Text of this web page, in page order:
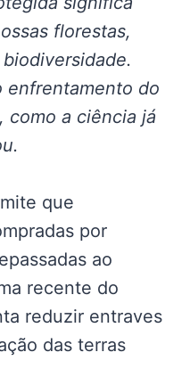
florestas,
enfrentamento do
como a ciência já
que
por
ao
recente do
reduzir entraves
das terras